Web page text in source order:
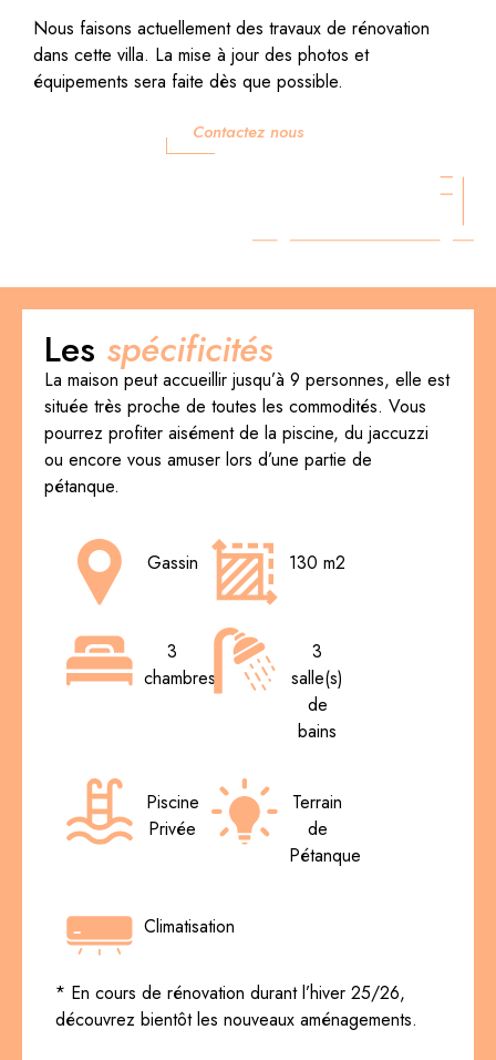
Nous faisons actuellement des travaux de rénovation
dans cette villa. La mise à jour des photos et
équipements sera faite dès que possible.
Contactez nous
Les spécificités
La maison peut accueillir jusqu’à 9 personnes, elle est
située très proche de toutes les commodités. Vous
pourrez profiter aisément de la piscine, du jaccuzzi
ou encore vous amuser lors d’une partie de
pétanque.
Gassin 130 m2
3
chambres
3
salle(s)
de
bains
Piscine
Privée
Terrain
de
Pétanque
Climatisation
* En cours de rénovation durant l’hiver 25/26,
découvrez bientôt les nouveaux aménagements.